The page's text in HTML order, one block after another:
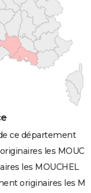
ce département
les
les MOUCHEL
originaires les